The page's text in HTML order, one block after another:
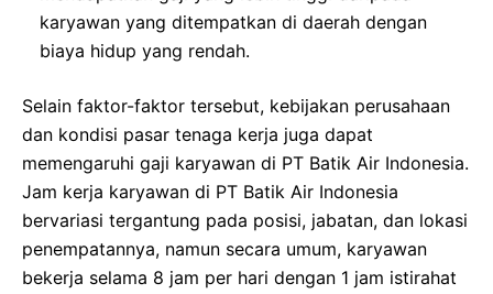
karyawan yang ditempatkan di daerah dengan
biaya hidup yang rendah.
Selain faktor-faktor tersebut, kebijakan perusahaan
dan kondisi pasar tenaga kerja juga dapat
memengaruhi gaji karyawan di PT Batik Air Indonesia.
Jam kerja karyawan di PT Batik Air Indonesia
bervariasi tergantung pada posisi, jabatan, dan lokasi
penempatannya, namun secara umum, karyawan
bekerja selama 8 jam per hari dengan 1 jam istirahat